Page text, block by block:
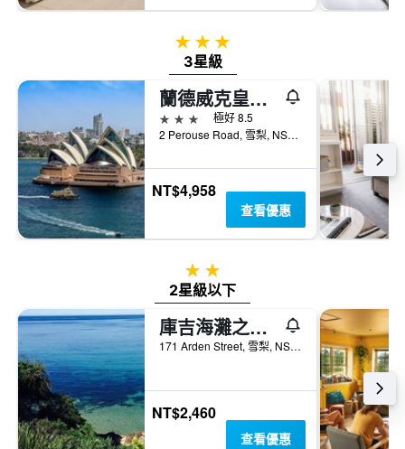
3星級
3星級
蘭德威克皇家酒店 - 蘭德威克
3星級
極好 8.5
2 Perouse Road, 雪梨, NSW, 澳洲
NT$4,958
查看優惠
2星級
2星級以下
庫吉海灘之家旅舍
171 Arden Street, 雪梨, NSW, 澳洲
NT$2,460
查看優惠